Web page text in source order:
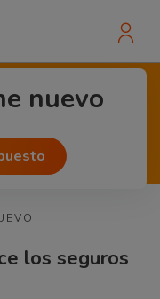
nuevo
los seguros